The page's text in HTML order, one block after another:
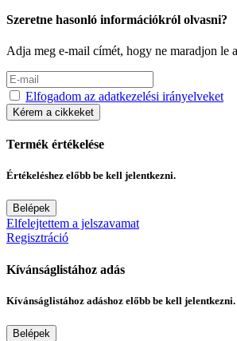
Szeretne hasonló információkról olvasni?
Adja meg e-mail címét, hogy ne maradjon le
Elfogadom az adatkezelési irányelveket
Kérem a cikkeket
Termék értékelése
Értékeléshez előbb be kell jelentkezni.
Belépek
Elfelejtettem a jelszavamat
Regisztráció
Kívánságlistához adás
Kívánságlistához adáshoz előbb be kell jelentkezni.
Belépek